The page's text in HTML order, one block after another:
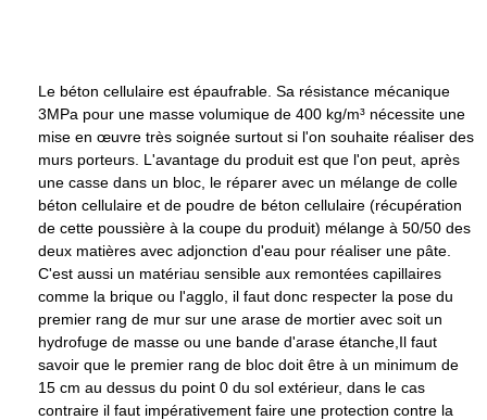
Le béton cellulaire est épaufrable. Sa résistance mécanique
3MPa pour une masse volumique de 400 kg/m³ nécessite une
mise en œuvre très soignée surtout si l'on souhaite réaliser des
murs porteurs. L'avantage du produit est que l'on peut, après
une casse dans un bloc, le réparer avec un mélange de colle
béton cellulaire et de poudre de béton cellulaire (récupération
de cette poussière à la coupe du produit) mélange à 50/50 des
deux matières avec adjonction d'eau pour réaliser une pâte.
C'est aussi un matériau sensible aux remontées capillaires
comme la brique ou l'agglo, il faut donc respecter la pose du
premier rang de mur sur une arase de mortier avec soit un
hydrofuge de masse ou une bande d'arase étanche,Il faut
savoir que le premier rang de bloc doit être à un minimum de
15 cm au dessus du point 0 du sol extérieur, dans le cas
contraire il faut impérativement faire une protection contre la